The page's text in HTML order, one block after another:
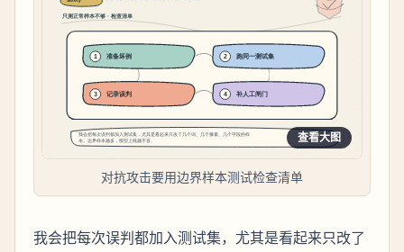
查看大图
对抗攻击要用边界样本测试检查清单
我会把每次误判都加入测试集，尤其是看起来只改了